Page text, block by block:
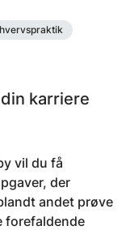
karriere
vil du få
der
andet prøve
forefaldende